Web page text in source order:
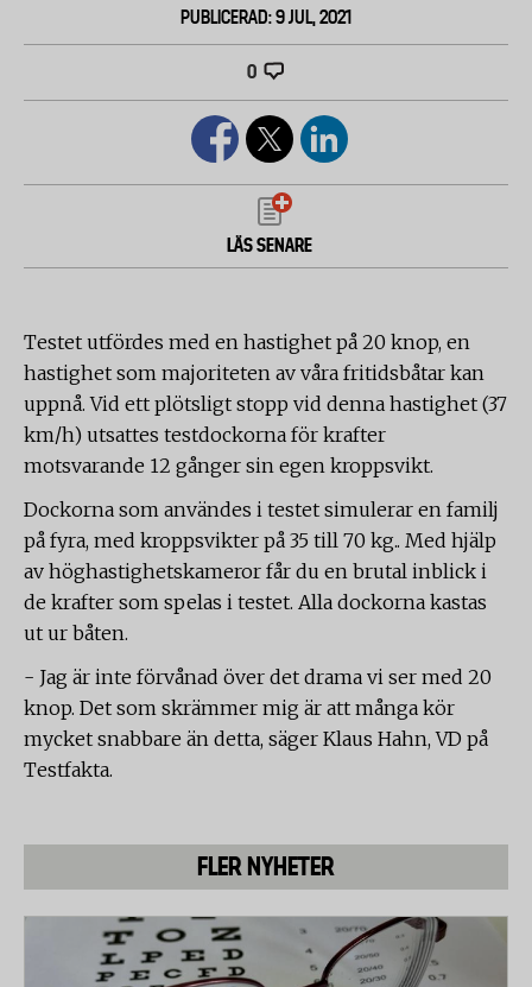
PUBLICERAD: 9 JUL, 2021
0
LÄS SENARE
Testet utfördes med en hastighet på 20 knop, en
hastighet som majoriteten av våra fritidsbåtar kan
uppnå. Vid ett plötsligt stopp vid denna hastighet (37
km/h) utsattes testdockorna för krafter
motsvarande 12 gånger sin egen kroppsvikt.
Dockorna som användes i testet simulerar en familj
på fyra, med kroppsvikter på 35 till 70 kg.. Med hjälp
av höghastighetskameror får du en brutal inblick i
de krafter som spelas i testet. Alla dockorna kastas
ut ur båten.
- Jag är inte förvånad över det drama vi ser med 20
knop. Det som skrämmer mig är att många kör
mycket snabbare än detta, säger Klaus Hahn, VD på
Testfakta.
FLER NYHETER